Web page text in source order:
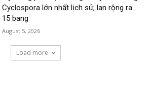
Cyclospora lớn nhất lịch sử, lan rộng ra
15 bang
August 5, 2026
Load more